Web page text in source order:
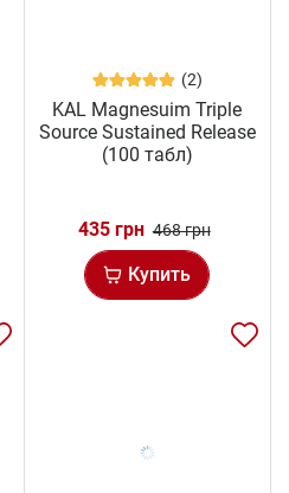
(2)
KAL Magnesuim Triple
Source Sustained Release
(100 табл)
435 грн 468 грн
Купить